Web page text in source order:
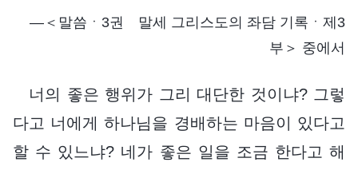
―＜말씀ㆍ3권 말세 그리스도의 좌담 기록ㆍ제3
부＞ 중에서
너의 좋은 행위가 그리 대단한 것이냐? 그렇
다고 너에게 하나님을 경배하는 마음이 있다고
할 수 있느냐? 네가 좋은 일을 조금 한다고 해